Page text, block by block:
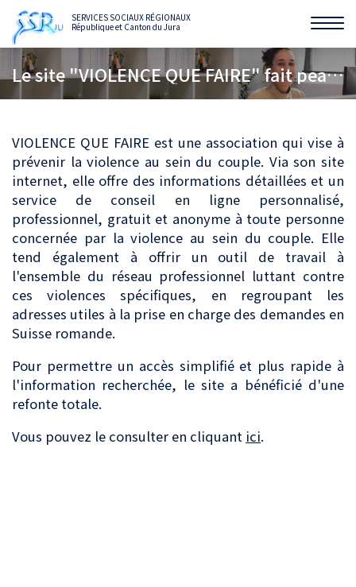
SERVICES SOCIAUX RÉGIONAUX
République et Canton du Jura
la
Le site "VIOLENCE QUE FAIRE" fait peau neuve
VIOLENCE QUE FAIRE est une association qui vise à
prévenir la violence au sein du couple. Via son site
internet, elle offre des informations détaillées et un
service de conseil en ligne personnalisé,
professionnel, gratuit et anonyme à toute personne
concernée par la violence au sein du couple. Elle
tend également à offrir un outil de travail à
l'ensemble du réseau professionnel luttant contre
ces violences spécifiques, en regroupant les
adresses utiles à la prise en charge des demandes en
Suisse romande.
Pour permettre un accès simplifié et plus rapide à
l'information recherchée, le site a bénéficié d'une
refonte totale.
Vous pouvez le consulter en cliquant ici.